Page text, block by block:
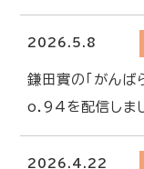
2026.5.8
鎌田實の「がんば
o.94を配信しま
2026.4.22